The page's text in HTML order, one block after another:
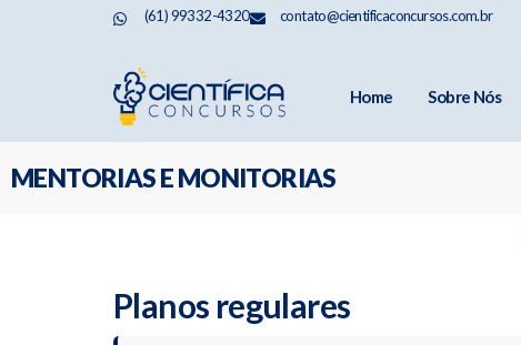
(61) 99332-4320 contato@cientificaconcursos.com.br
Home Sobre Nós
MENTORIAS E MONITORIAS
Planos regulares